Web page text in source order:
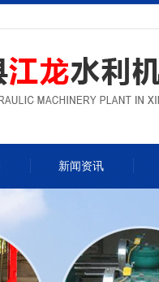
新闻资讯